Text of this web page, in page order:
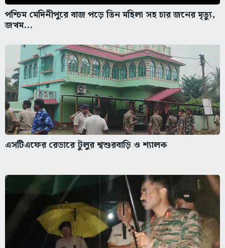
পশ্চিম মেদিনীপুরে বাজ পড়ে তিন মহিলা সহ চার জনের মৃত্যু,
জখম...
এসটিএফের রেডারে টুলুর শ্বশুরবাড়ি ও শ্যালক